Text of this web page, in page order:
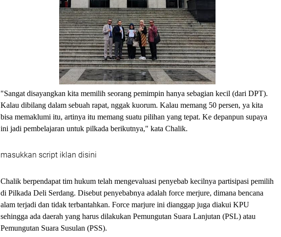
"Sangat disayangkan kita memilih seorang pemimpin hanya sebagian kecil (dari DPT).
Kalau dibilang dalam sebuah rapat, nggak kuorum. Kalau memang 50 persen, ya kita
bisa memaklumi itu, artinya itu memang suatu pilihan yang tepat. Ke depanpun supaya
ini jadi pembelajaran untuk pilkada berikutnya," kata Chalik.
masukkan script iklan disini
Chalik berpendapat tim hukum telah mengevaluasi penyebab kecilnya partisipasi pemilih
di Pilkada Deli Serdang. Disebut penyebabnya adalah force merjure, dimana bencana
alam terjadi dan tidak terbantahkan. Force marjure ini dianggap juga diakui KPU
sehingga ada daerah yang harus dilakukan Pemungutan Suara Lanjutan (PSL) atau
Pemungutan Suara Susulan (PSS).